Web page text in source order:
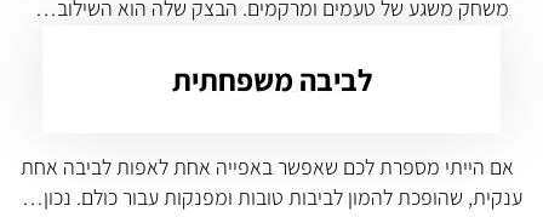
משחק משגע של טעמים ומרקמים. הבצק שלה הוא השילוב…
לביבה משפחתית
אם הייתי מספרת לכם שאפשר באפייה אחת לאפות לביבה אחת
ענקית, שהופכת להמון לביבות טובות ומפנקות עבור כולם. נכון…